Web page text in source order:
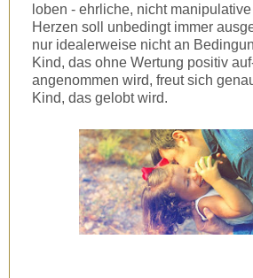
loben - ehrliche, nicht
Herzen soll unbedingt immer
nur idealerweise nicht an
Kind, das ohne Wertung positiv
angenommen wird, freut sich
Kind, das gelobt wird.